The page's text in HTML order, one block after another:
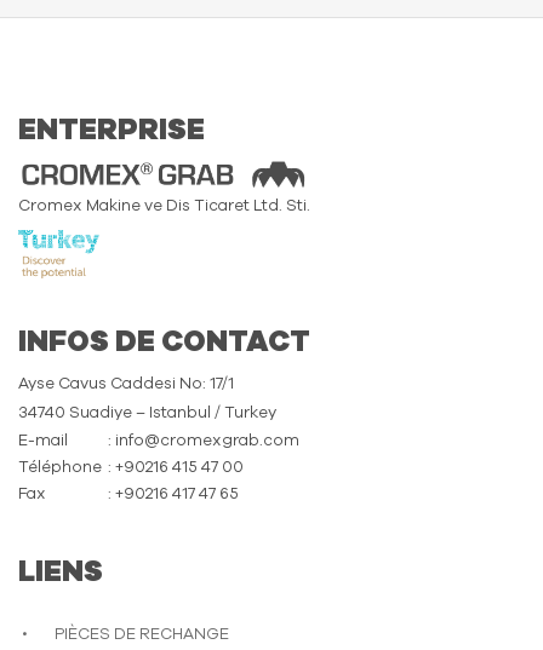
ENTERPRISE
Cromex Makine ve Dis Ticaret Ltd. Sti.
INFOS DE CONTACT
Ayse Cavus Caddesi No: 17/1
34740 Suadiye – Istanbul / Turkey
E-mail
: info@cromexgrab.com
Téléphone : +90216 415 47 00
Fax
: +90216 417 47 65
LIENS
PIÈCES DE RECHANGE